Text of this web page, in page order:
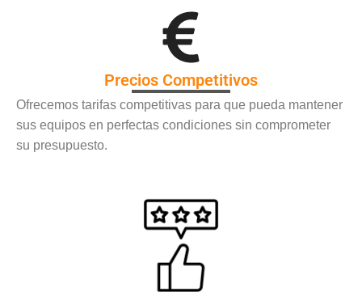
Precios Competitivos
Ofrecemos tarifas competitivas para que pueda mantener
sus equipos en perfectas condiciones sin comprometer
su presupuesto.